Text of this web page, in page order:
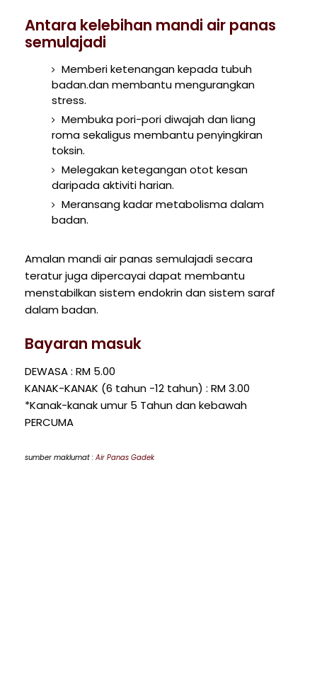
Antara kelebihan mandi air panas
semulajadi
Memberi ketenangan kepada tubuh
badan.dan membantu mengurangkan
stress.
Membuka pori-pori diwajah dan liang
roma sekaligus membantu penyingkiran
toksin.
Melegakan ketegangan otot kesan
daripada aktiviti harian.
Meransang kadar metabolisma dalam
badan.
Amalan mandi air panas semulajadi secara
teratur juga dipercayai dapat membantu
menstabilkan sistem endokrin dan sistem saraf
dalam badan.
Bayaran masuk
DEWASA : RM 5.00
KANAK-KANAK (6 tahun -12 tahun) : RM 3.00
*Kanak-kanak umur 5 Tahun dan kebawah
PERCUMA
sumber maklumat : Air Panas Gadek